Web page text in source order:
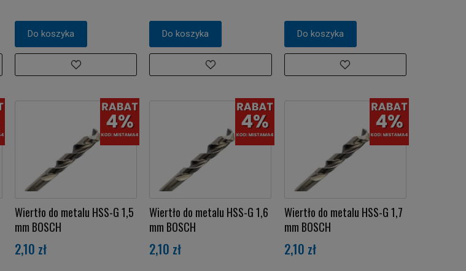
Do koszyka Do koszyka Do koszyka
Wiertło do metalu HSS-G 1,5
mm BOSCH
2,10 zł
Wiertło do metalu HSS-G 1,6
mm BOSCH
2,10 zł
Wiertło do metalu HSS-G 1,7
mm BOSCH
2,10 zł